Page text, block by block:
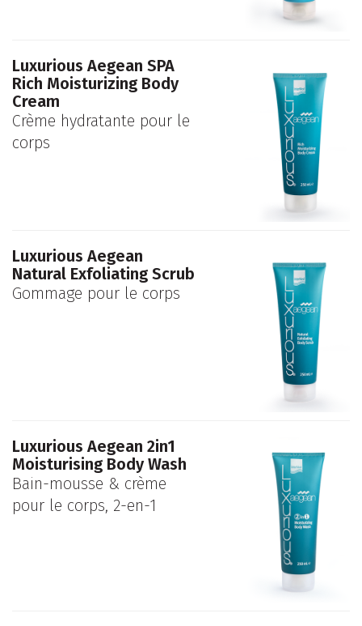
Luxurious Aegean SPA
Rich Moisturizing Body
Cream
Crème hydratante pour le
corps
Luxurious Aegean
Natural Exfoliating Scrub
Gommage pour le corps
Luxurious Aegean 2in1
Moisturising Body Wash
Bain-mousse & crème
pour le corps, 2-en-1